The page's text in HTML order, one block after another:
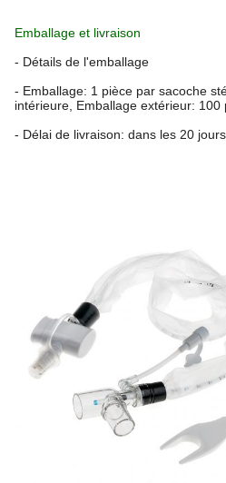
Emballage et livraison
- Détails de l'emballage
- Emballage: 1 pièce par sacoche
intérieure, Emballage extérieur: 100
- Délai de livraison: dans les 20 jours.